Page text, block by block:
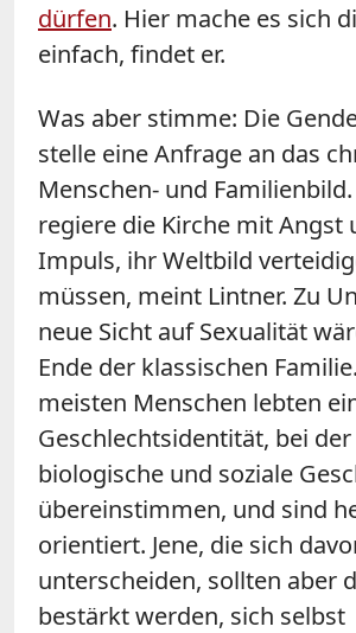
dürfen. Hier mache es sich
einfach, findet er.
Was aber stimme: Die
stelle eine Anfrage an das
Menschen- und
regiere die Kirche mit Angst
Impuls, ihr Weltbild
müssen, meint Lintner. Zu
neue Sicht auf Sexualität
Ende der klassischen
meisten Menschen lebten
Geschlechtsidentität, bei der
biologische und soziale
übereinstimmen, und sind
orientiert. Jene, die sich
unterscheiden, sollten aber
bestärkt werden, sich selbst